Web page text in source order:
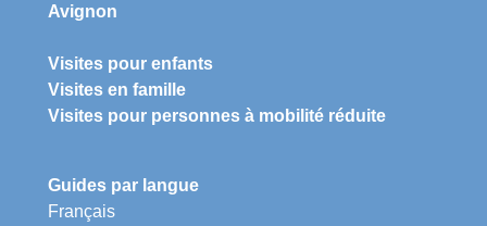
Avignon
Visites pour enfants
Visites en famille
Visites pour personnes à mobilité réduite
Guides par langue
Français